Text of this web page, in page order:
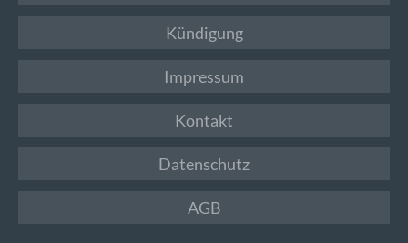
Kündigung
Impressum
Kontakt
Datenschutz
AGB